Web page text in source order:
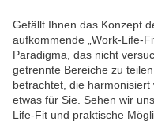
Gefällt Ihnen das Konzept
aufkommende „Work-Life-
Paradigma, das nicht
getrennte Bereiche zu
betrachtet, die
etwas für Sie. Sehen wir
Life-Fit und praktische